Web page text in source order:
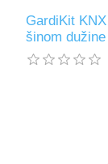
GardiKit
šinom